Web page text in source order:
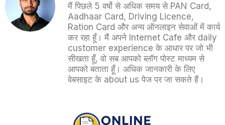
मैं पिछले 5 वर्षो से अधिक समय से PAN Card,
Aadhaar Card, Driving Licence,
Ration Card और अन्य ऑनलाइन सेवाओं में कार्य
कर रहा हूँ। मैं अपने Internet Cafe और daily
customer experience के आधार पर जो भी
सीखता हूँ, वो सब आपको ब्लॉग पोस्ट माध्यम से
आपको बताता हूँ। अधिक जानकारी के लिए
वेबसाइट के about us पेज पर जा सकते हैं।